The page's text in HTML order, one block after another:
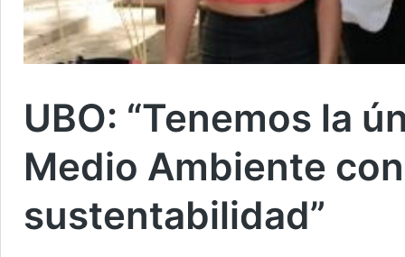
UBO: “Tenemos la
Medio Ambiente
sustentabilidad”